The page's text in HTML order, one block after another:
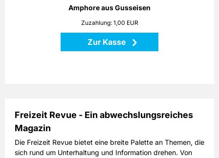
Amphore aus Gusseisen
Zuzahlung: 1,00 EUR
Zur Kasse
Freizeit Revue - Ein abwechslungsreiches
Magazin
Die Freizeit Revue bietet eine breite Palette an Themen, die
sich rund um Unterhaltung und Information drehen. Von